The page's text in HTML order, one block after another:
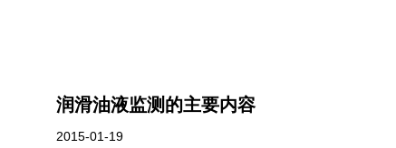
润滑油液监测的主要内容
2015-01-19